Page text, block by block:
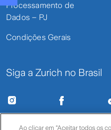
Processamento de
Dados – PJ
Condições Gerais
Siga a Zurich no Brasil
Ao clicar em “Aceitar todos os